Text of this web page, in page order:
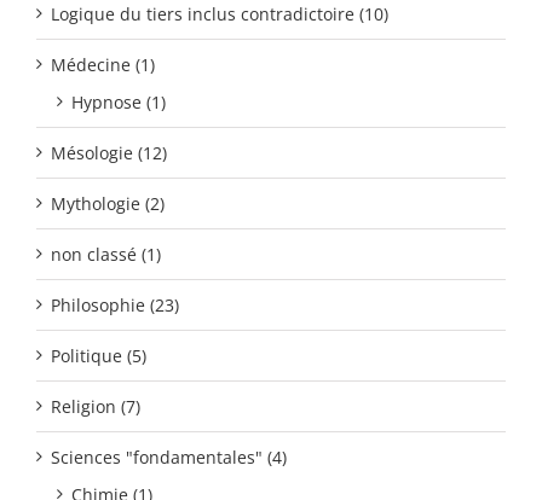
Logique du tiers inclus contradictoire (10)
Médecine (1)
Hypnose (1)
Mésologie (12)
Mythologie (2)
non classé (1)
Philosophie (23)
Politique (5)
Religion (7)
Sciences "fondamentales" (4)
Chimie (1)